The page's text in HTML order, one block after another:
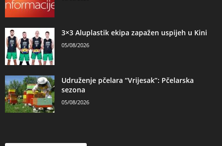
3×3 Aluplastik ekipa zapažen uspijeh u Kini
05/08/2026
Udruženje pčelara “Vrijesak”: Pčelarska
sezona
05/08/2026